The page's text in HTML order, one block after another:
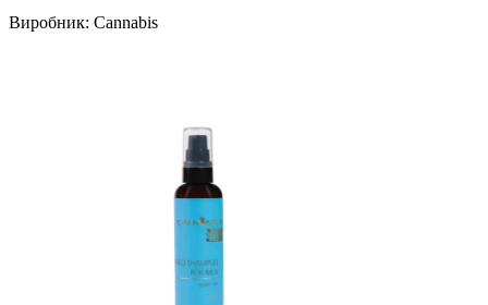
Виробник: Cannabis